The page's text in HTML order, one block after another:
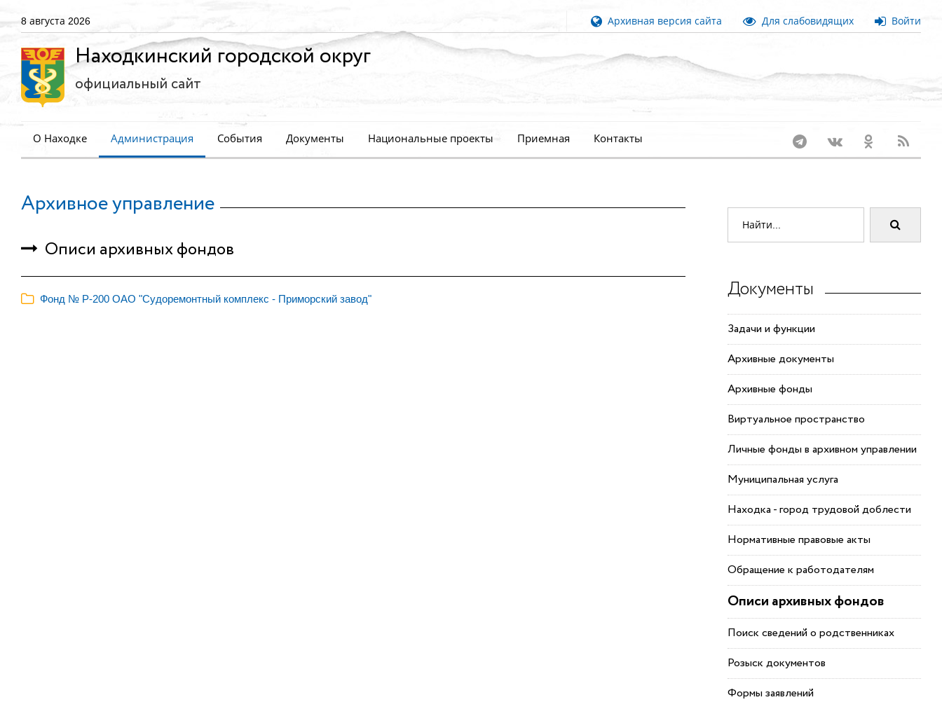
8 августа 2026 Архивная версия сайта Для слабовидящих Войти
Находкинский городской округ
официальный сайт
О Находке Администрация События Документы Национальные проекты Приемная Контакты
Архивное управление
Описи архивных фондов
Фонд № Р-200 ОАО "Судоремонтный комплекс - Приморский завод" Документы
Задачи и функции
Архивные документы
Архивные фонды
Виртуальное пространство
Личные фонды в архивном управлении
Муниципальная услуга
Находка - город трудовой доблести
Нормативные правовые акты
Обращение к работодателям
Описи архивных фондов
Поиск сведений о родственниках
Розыск документов
Формы заявлений